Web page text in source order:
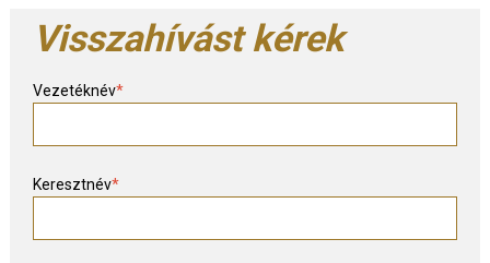
Visszahívást kérek
Vezetéknév*
Keresztnév*